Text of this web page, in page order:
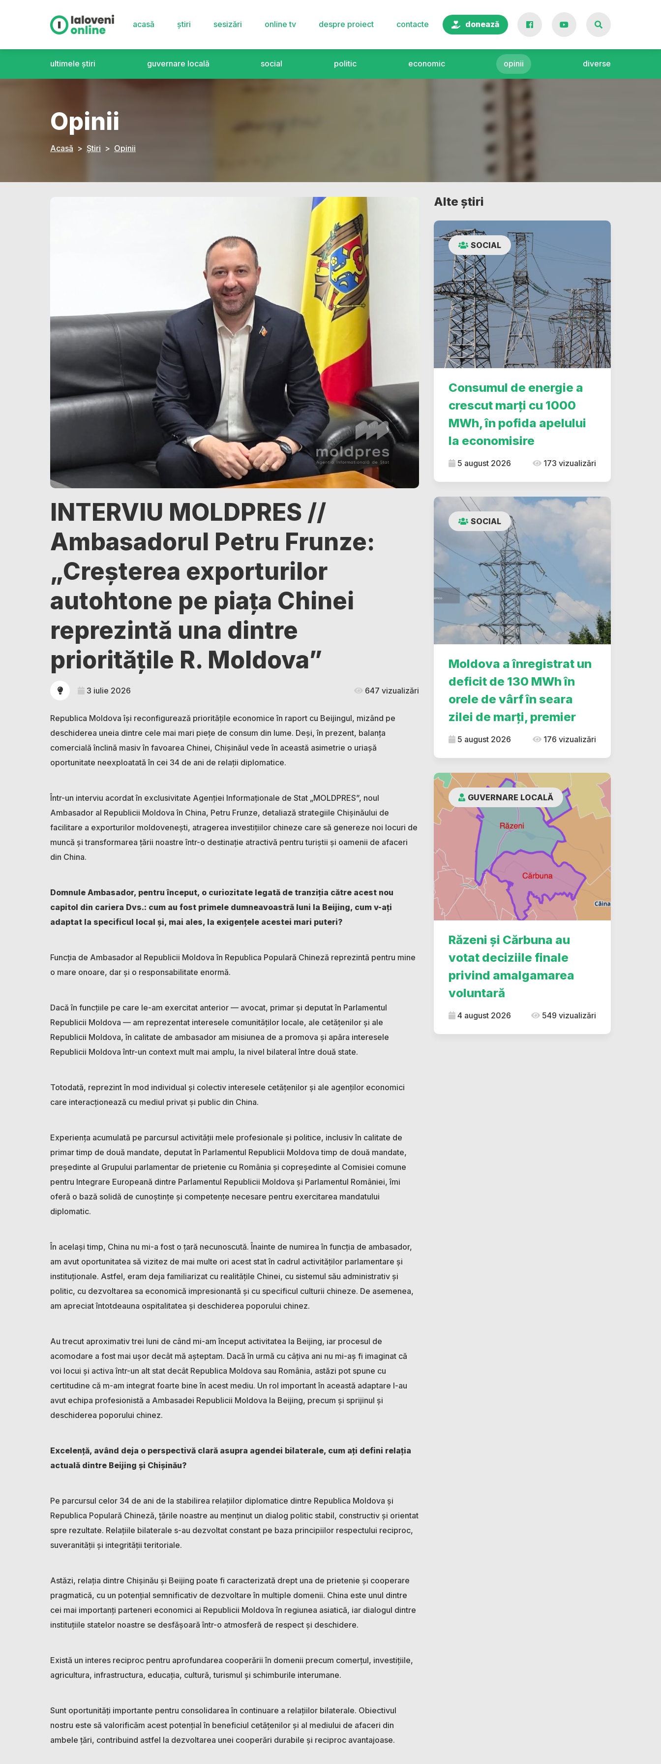
acasă știri sesizări online tv despre proiect contacte donează
ultimele știri guvernare locală social politic economic opinii diverse
Opinii
Acasă Știri Opinii
INTERVIU MOLDPRES //
Ambasadorul Petru Frunze:
„Creșterea exporturilor
autohtone pe piața Chinei
reprezintă una dintre
prioritățile R. Moldova”
3 iulie 2026 647 vizualizări
Republica Moldova își reconfigurează prioritățile economice în raport cu Beijingul, mizând pe
deschiderea uneia dintre cele mai mari piețe de consum din lume. Deși, în prezent, balanța
comercială înclină masiv în favoarea Chinei, Chișinăul vede în această asimetrie o uriașă
oportunitate neexploatată în cei 34 de ani de relații diplomatice.
Într-un interviu acordat în exclusivitate Agenției Informaționale de Stat „MOLDPRES”, noul
Ambasador al Republicii Moldova în China, Petru Frunze, detaliază strategiile Chișinăului de
facilitare a exporturilor moldovenești, atragerea investițiilor chineze care să genereze noi locuri de
muncă și transformarea țării noastre într-o destinație atractivă pentru turiștii și oamenii de afaceri
din China.
Domnule Ambasador, pentru început, o curiozitate legată de tranziția către acest nou
capitol din cariera Dvs.: cum au fost primele dumneavoastră luni la Beijing, cum v-ați
adaptat la specificul local și, mai ales, la exigențele acestei mari puteri?
Funcția de Ambasador al Republicii Moldova în Republica Populară Chineză reprezintă pentru mine
o mare onoare, dar și o responsabilitate enormă.
Dacă în funcțiile pe care le-am exercitat anterior — avocat, primar și deputat în Parlamentul
Republicii Moldova — am reprezentat interesele comunităților locale, ale cetățenilor și ale
Republicii Moldova, în calitate de ambasador am misiunea de a promova și apăra interesele
Republicii Moldova într-un context mult mai amplu, la nivel bilateral între două state.
Totodată, reprezint în mod individual și colectiv interesele cetățenilor și ale agenților economici
care interacționează cu mediul privat și public din China.
Experiența acumulată pe parcursul activității mele profesionale și politice, inclusiv în calitate de
primar timp de două mandate, deputat în Parlamentul Republicii Moldova timp de două mandate,
președinte al Grupului parlamentar de prietenie cu România și copreședinte al Comisiei comune
pentru Integrare Europeană dintre Parlamentul Republicii Moldova și Parlamentul României, îmi
oferă o bază solidă de cunoștințe și competențe necesare pentru exercitarea mandatului
diplomatic.
În același timp, China nu mi-a fost o țară necunoscută. Înainte de numirea în funcția de ambasador,
am avut oportunitatea să vizitez de mai multe ori acest stat în cadrul activităților parlamentare și
instituționale. Astfel, eram deja familiarizat cu realitățile Chinei, cu sistemul său administrativ și
politic, cu dezvoltarea sa economică impresionantă și cu specificul culturii chineze. De asemenea,
am apreciat întotdeauna ospitalitatea și deschiderea poporului chinez.
Au trecut aproximativ trei luni de când mi-am început activitatea la Beijing, iar procesul de
acomodare a fost mai ușor decât mă așteptam. Dacă în urmă cu câțiva ani nu mi-aș fi imaginat că
voi locui și activa într-un alt stat decât Republica Moldova sau România, astăzi pot spune cu
certitudine că m-am integrat foarte bine în acest mediu. Un rol important în această adaptare l-au
avut echipa profesionistă a Ambasadei Republicii Moldova la Beijing, precum și sprijinul și
deschiderea poporului chinez.
Excelență, având deja o perspectivă clară asupra agendei bilaterale, cum ați defini relația
actuală dintre Beijing și Chișinău?
Pe parcursul celor 34 de ani de la stabilirea relațiilor diplomatice dintre Republica Moldova și
Republica Populară Chineză, țările noastre au menținut un dialog politic stabil, constructiv și orientat
spre rezultate. Relațiile bilaterale s-au dezvoltat constant pe baza principiilor respectului reciproc,
suveranității și integrității teritoriale.
Astăzi, relația dintre Chișinău și Beijing poate fi caracterizată drept una de prietenie și cooperare
pragmatică, cu un potențial semnificativ de dezvoltare în multiple domenii. China este unul dintre
cei mai importanți parteneri economici ai Republicii Moldova în regiunea asiatică, iar dialogul dintre
instituțiile statelor noastre se desfășoară într-o atmosferă de respect și deschidere.
Există un interes reciproc pentru aprofundarea cooperării în domenii precum comerțul, investițiile,
agricultura, infrastructura, educația, cultură, turismul și schimburile interumane.
Sunt oportunități importante pentru consolidarea în continuare a relațiilor bilaterale. Obiectivul
nostru este să valorificăm acest potențial în beneficiul cetățenilor și al mediului de afaceri din
ambele țări, contribuind astfel la dezvoltarea unei cooperări durabile și reciproc avantajoase.
Alte știri
SOCIAL
Consumul de energie a
crescut marți cu 1000
MWh, în pofida apelului
la economisire
5 august 2026 173 vizualizări
SOCIAL
Moldova a înregistrat un
deficit de 130 MWh în
orele de vârf în seara
zilei de marți, premier
5 august 2026 176 vizualizări
GUVERNARE LOCALĂ
Răzeni și Cărbuna au
votat deciziile finale
privind amalgamarea
voluntară
4 august 2026 549 vizualizări